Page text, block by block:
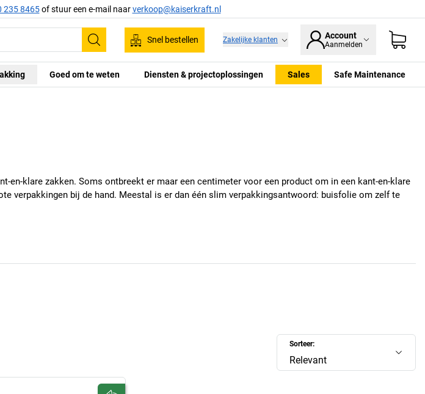
235 8465of stuur een e-mail naarverkoop@kaiserkraft.nl
Zoeken
Snel bestellen Zakelijke klanten Account
Aanmelden
Goed om te weten Diensten & projectoplossingen Sales Safe Maintenance
klare zakken. Soms ontbreekt er maar een centimeter voor een product om in een kant-en-klare
verpakkingen bij de hand. Meestal is er dan één slim verpakkingsantwoord: buisfolie om zelf te
Sorteer:
Relevant